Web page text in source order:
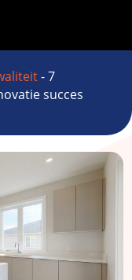
-7
succes